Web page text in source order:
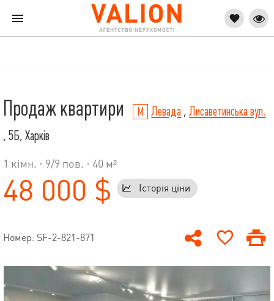
Продаж квартири Левада ,Лисаветинська вул.
, 5Б, Харків
1 кімн. · 9/9 пов. · 40 м²
48 000 $ Історія ціни
Номер: SF-2-821-871